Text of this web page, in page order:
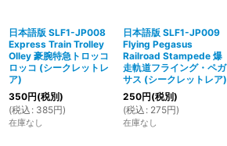
日本語版 SLF1-JP008
Express Train Trolley
Olley 豪腕特急トロッコ
ロッコ (シークレットレ
ア)
350円(税別)
(税込 : 385円)
在庫なし
日本語版 SLF1-JP009
Flying Pegasus
Railroad Stampede 爆
走軌道フライング・ペガ
サス (シークレットレア)
250円(税別)
(税込 : 275円)
在庫なし